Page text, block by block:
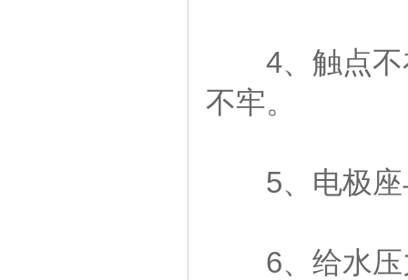
4、触点不
不牢。
5、电极座
6、给水压